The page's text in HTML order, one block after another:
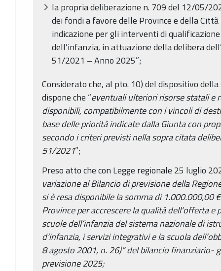
la propria deliberazione n. 709 del 12/05/
dei fondi a favore delle Province e della
indicazione per gli interventi di
dell’infanzia, in attuazione della delibera
51/2021 – Anno 2025”;
Considerato che, al pto. 10) del dispositivo
dispone che “eventuali ulteriori risorse statali e
disponibili, compatibilmente con i vincoli di
base delle priorità indicate dalla Giunta con
secondo i criteri previsti nella sopra citata
51/2021”;
Preso atto che con Legge regionale 25 luglio
variazione al Bilancio di previsione della
si è resa disponibile la somma di 1.000.000,00
Province per accrescere la qualità dell’offerta
scuole dell’infanzia del sistema nazionale di
d’infanzia, i servizi integrativi e la scuola
8 agosto 2001, n. 26)” del bilancio finanziario-
previsione 2025;